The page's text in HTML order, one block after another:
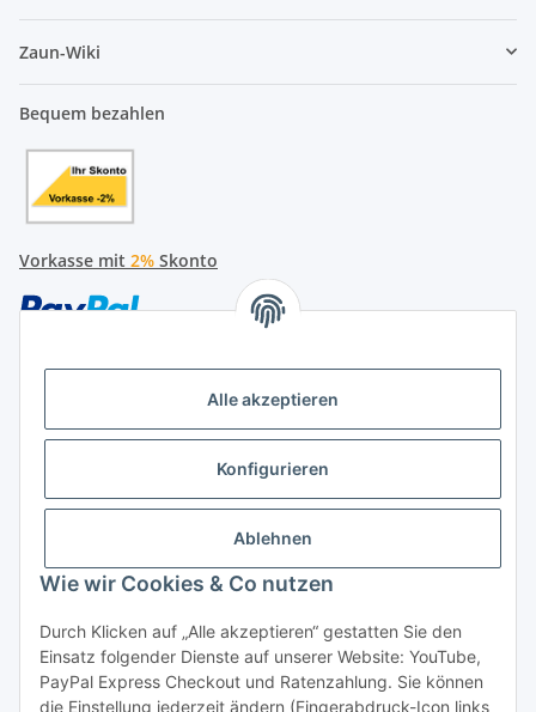
Alle akzeptieren
Konfigurieren
Ablehnen
Wie wir Cookies & Co nutzen
Durch Klicken auf „Alle akzeptieren“ gestatten Sie den
Einsatz folgender Dienste auf unserer Website: YouTube,
PayPal Express Checkout und Ratenzahlung. Sie können
die Einstellung jederzeit ändern (Fingerabdruck-Icon links
Zaun-Wiki
Bequem bezahlen
Vorkasse mit 2% Skonto
Später bezahlen
Ratenzahlung
Hersteller